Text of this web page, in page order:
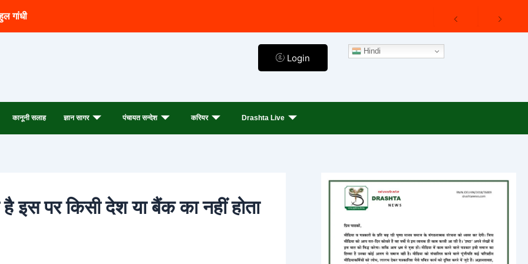
गांधी
Login
Hindi
कानूनी सलाह ज्ञान सागर पंचायत सन्देश करियर Drashta Live
है इस पर किसी देश या बैंक का नहीं होता